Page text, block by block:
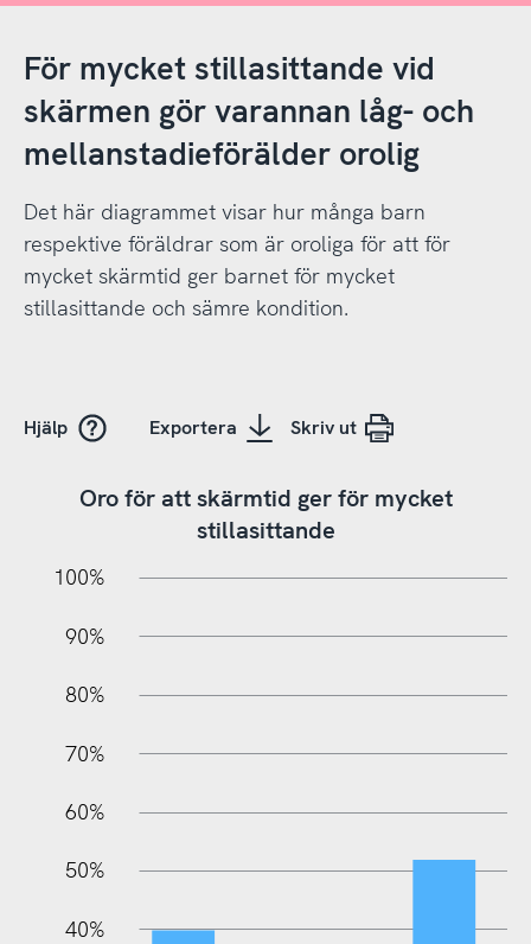
För mycket stillasittande vid
skärmen gör varannan låg- och
mellanstadieförälder orolig
Det här diagrammet visar hur många barn
respektive föräldrar som är oroliga för att för
mycket skärmtid ger barnet för mycket
stillasittande och sämre kondition.
Hjälp Exportera Skriv ut
Oro för att skärmtid ger för mycket
stillasittande
100%
100%
90%
80%
70%
60%
50%
40%